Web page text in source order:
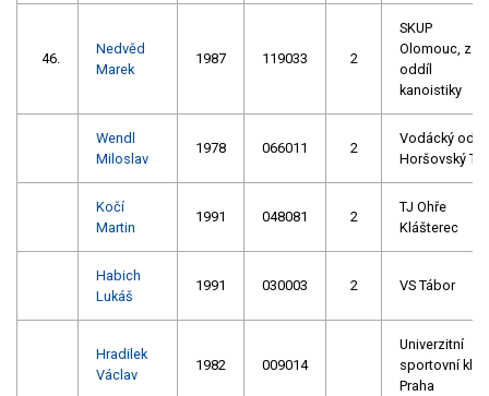
46.
Nedvěd
Marek
1987 119033 2
SKUP
Olomouc, z.s.
oddíl
kanoistiky
Wendl
Miloslav
1978 066011 2
Vodácký oddíl
Horšovský
Kočí
Martin
1991 048081 2
TJ Ohře
Klášterec
Habich
Lukáš
1991 030003 2 VS Tábor
Hradilek
Václav
1982 009014
Univerzitní
sportovní klub
Praha